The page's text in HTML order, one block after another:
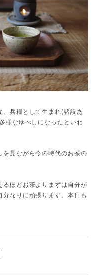
兵糧として生まれ(諸説あ
様なゆべしになったといわ
を見ながら今の時代のお茶の
るほどお茶よりまずは自分が
なりに頑張ります。本日も